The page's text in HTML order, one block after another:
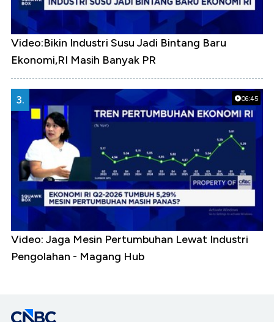
Video:Bikin Industri Susu Jadi Bintang Baru
Ekonomi,RI Masih Banyak PR
06:45
3.
Video: Jaga Mesin Pertumbuhan Lewat Industri
Pengolahan - Magang Hub